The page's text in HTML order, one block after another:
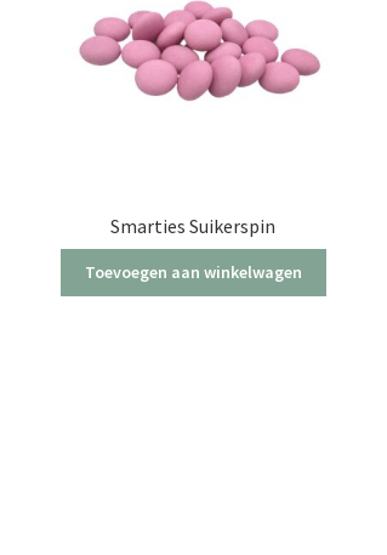
Smarties Suikerspin
Toevoegen aan winkelwagen